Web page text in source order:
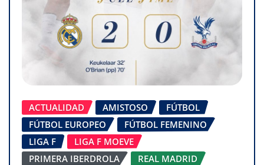
ACTUALIDAD AMISTOSO
FÚTBOL
FÚTBOL EUROPEO
FÚTBOL FEMENINO
LIGA F
LIGA F MOEVE
PRIMERA IBERDROLA
REAL MADRID